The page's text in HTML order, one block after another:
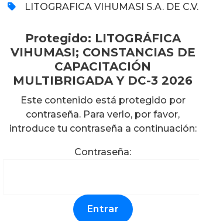
LITOGRAFICA VIHUMASI S.A. DE C.V.
Protegido: LITOGRÁFICA
VIHUMASI; CONSTANCIAS DE
CAPACITACIÓN
MULTIBRIGADA Y DC-3 2026
Este contenido está protegido por
contraseña. Para verlo, por favor,
introduce tu contraseña a continuación:
Contraseña:
Protegido:
PROCESADORA DE
CONSTANCIAS DE
BRIGADAS DE
EMERGENCIA (GRUPALES